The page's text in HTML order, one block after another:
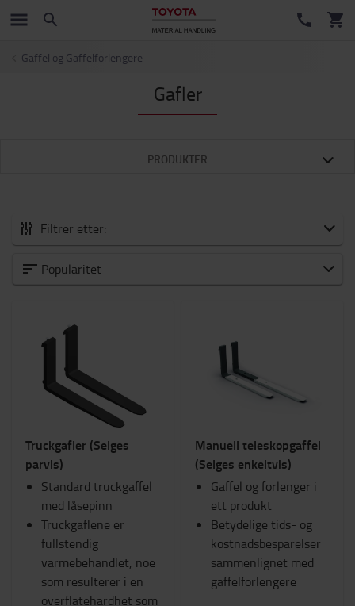
Gaffel og Gaffelforlengere
Gafler
PRODUKTER
Filtrer etter:
Truckutstyr og tilbehør
Gaffel og Gaffelforlengere
Sikkerhet
Traller & Sparkesykkler
Batteri og Elektronik
Seter
RAM-Feste
Arbeidsklær
TOYOTA FanShop
Lys
Vinter
Arbeidsområde og lager
Kategori
Popularitet
Truckgafler (Selges
parvis)
Standard truckgaffel
med låsepinn
Truckgaflene er
fullstendig
varmebehandlet, noe
som resulterer i en
overflatehardhet som
Manuell teleskopgaffel
(Selges enkeltvis)
Gaffel og forlenger i
ett produkt
Betydelige tids- og
kostnadsbesparelser
sammenlignet med
gaffelforlengere